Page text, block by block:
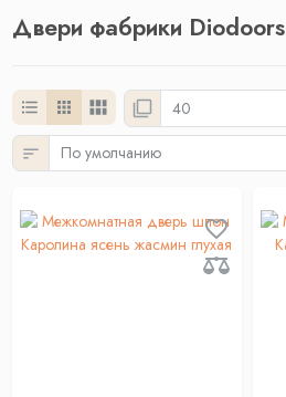
Двери фабрики Diodoors